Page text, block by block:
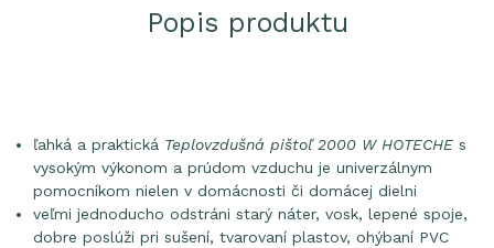
Popis produktu
ľahká a praktická Teplovzdušná pištoľ 2000 W HOTECHE s
vysokým výkonom a prúdom vzduchu je univerzálnym
pomocníkom nielen v domácnosti či domácej dielni
veľmi jednoducho odstráni starý náter, vosk, lepené spoje,
dobre poslúži pri sušení, tvarovaní plastov, ohýbaní PVC